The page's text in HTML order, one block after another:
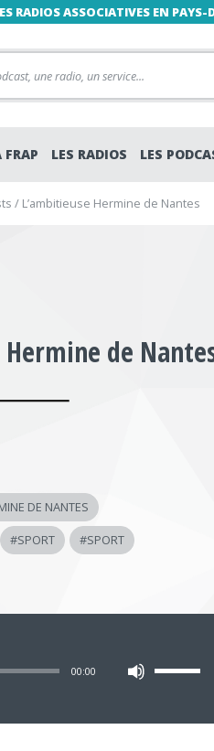
RADIOS ASSOCIATIVES EN
FRAP LES RADIOS LES
/ L’ambitieuse Hermine de Nantes
Hermine de
DE NANTES
#SPORT #SPORT
00:00 les
pour